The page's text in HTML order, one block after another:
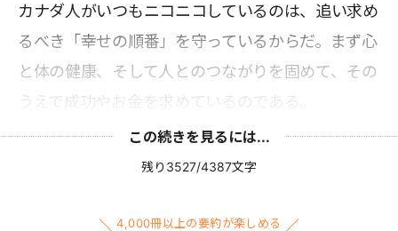
カナダ人がいつもニコニコしているのは、追い求め
るべき「幸せの順番」を守っているからだ。まず心
と体の健康、そして人とのつながりを固めて、その
うえで成功やお金を求めているのである。
この続きを見るには...
残り3527/4387文字
4,000冊以上の要約が楽しめる